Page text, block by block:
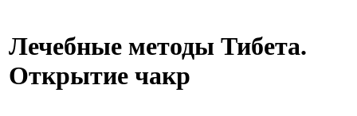
Лечебные методы Тибета.
Открытие чакр